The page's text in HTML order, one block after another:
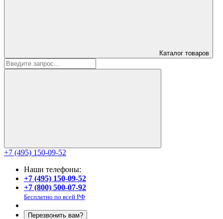
Каталог товаров
+7 (495) 150-09-52
Наши телефоны:
+7 (495) 150-09-52
+7 (800) 500-07-92
Бесплатно по всей РФ
Перезвонить вам?